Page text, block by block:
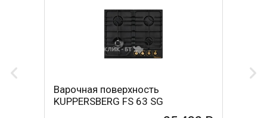
Варочная поверхность
KUPPERSBERG FS 63 SG